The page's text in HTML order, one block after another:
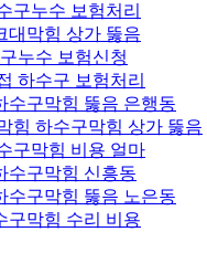
구누수 보험처리
대막힘 상가 뚫음
누수 보험신청
하수구 보험처리
수구막힘 뚫음 은행동
힘 하수구막힘 상가 뚫음
구막힘 비용 얼마
수구막힘 신흥동
수구막힘 뚫음 노은동
구막힘 수리 비용